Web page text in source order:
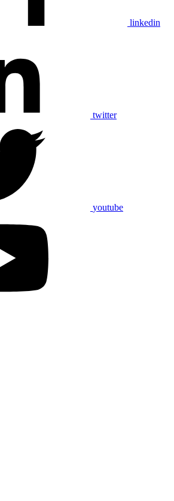
linkedin
twitter
youtube